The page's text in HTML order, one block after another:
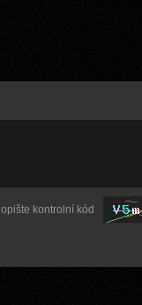
opište kontrolní kód